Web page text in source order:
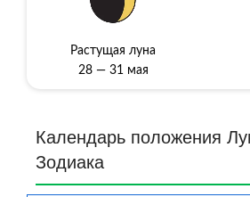
Растущая луна
28 — 31 мая
Календарь пoлoжeния
Зoдиaкa